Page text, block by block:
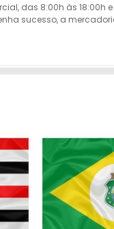
das 8:00h às
sucesso, a